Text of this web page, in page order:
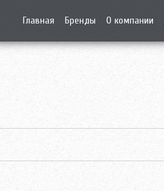
Главная Бренды О компании